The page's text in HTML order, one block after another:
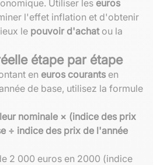
Utiliser les euros
l'effet inflation et d'obtenir
le pouvoir d'achatou la
étape par étape
en euros courants en
de base, utilisez la formule
nominale × (indice des prix
÷ indice des prix de l'année
2 000 euros en 2000 (indice